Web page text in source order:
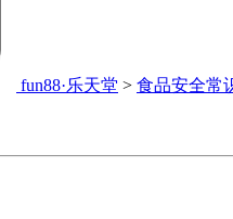
fun88·乐天堂 > 食品安全常